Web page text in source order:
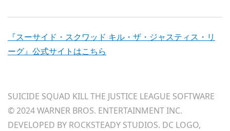
『スーサイド・スクワッド キル・ザ・ジャスティス・リ
ーグ』公式サイトはこちら
SUICIDE SQUAD KILL THE JUSTICE LEAGUE SOFTWARE
© 2024 WARNER BROS. ENTERTAINMENT INC.
DEVELOPED BY ROCKSTEADY STUDIOS. DC LOGO,